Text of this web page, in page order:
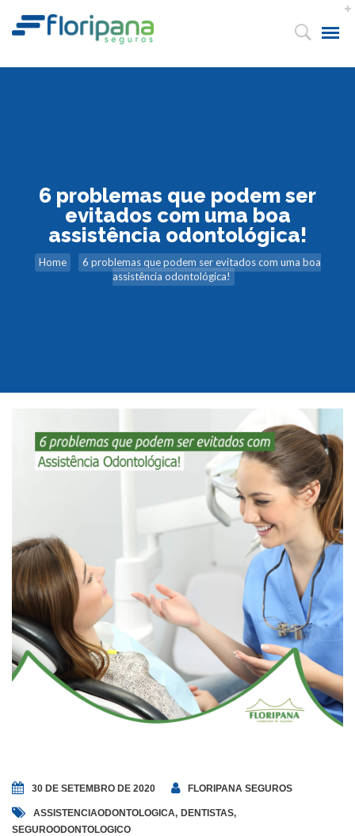
6 problemas que podem ser
evitados com uma boa
assistência odontológica!
Home
6 problemas que podem ser evitados com uma boa
assistência odontológica!
30 DE SETEMBRO DE 2020 FLORIPANA SEGUROS
ASSISTENCIAODONTOLOGICA, DENTISTAS,
SEGUROODONTOLOGICO